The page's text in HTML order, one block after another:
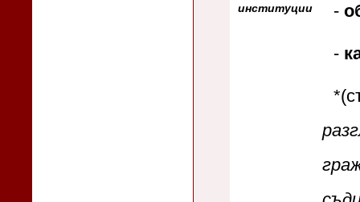
институции
-
-